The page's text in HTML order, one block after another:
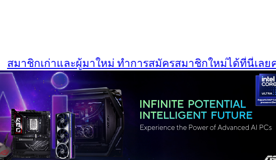
สมาชิกเก่าและผู้มาใหม่ ทำการสมัครสมาชิกใหม่ได้ที่นี่เลยครั